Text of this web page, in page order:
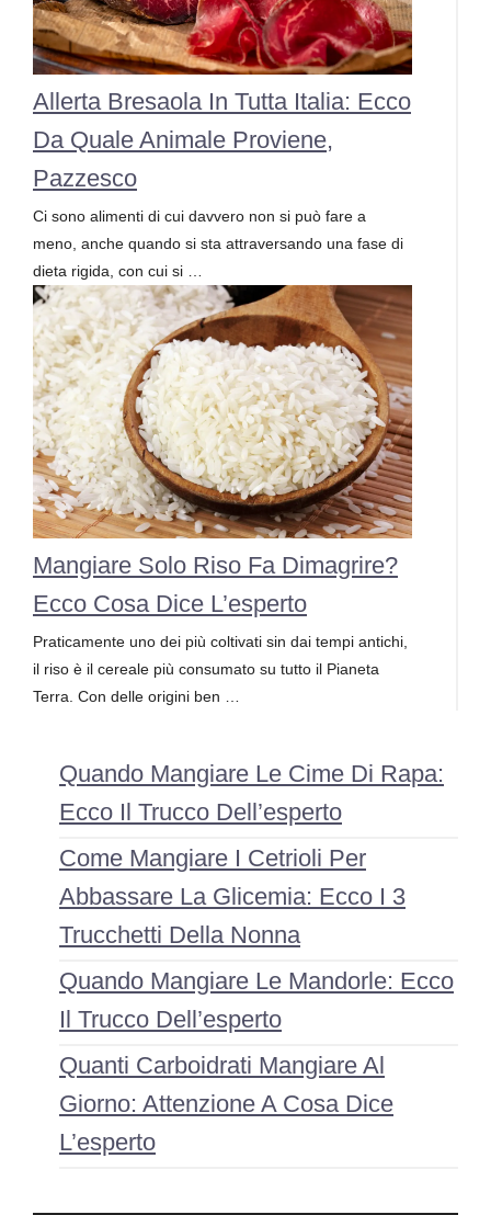
Allerta Bresaola In Tutta Italia: Ecco
Da Quale Animale Proviene,
Pazzesco
Ci sono alimenti di cui davvero non si può fare a
meno, anche quando si sta attraversando una fase di
dieta rigida, con cui si …
Mangiare Solo Riso Fa Dimagrire?
Ecco Cosa Dice L’esperto
Praticamente uno dei più coltivati sin dai tempi antichi,
il riso è il cereale più consumato su tutto il Pianeta
Terra. Con delle origini ben …
Quando Mangiare Le Cime Di Rapa:
Ecco Il Trucco Dell’esperto
Come Mangiare I Cetrioli Per
Abbassare La Glicemia: Ecco I 3
Trucchetti Della Nonna
Quando Mangiare Le Mandorle: Ecco
Il Trucco Dell’esperto
Quanti Carboidrati Mangiare Al
Giorno: Attenzione A Cosa Dice
L’esperto